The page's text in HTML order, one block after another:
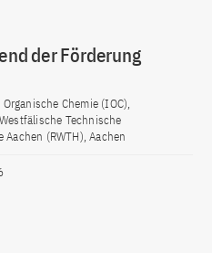
der Förderung
Chemie (IOC),
Technische
Aachen (RWTH), Aachen